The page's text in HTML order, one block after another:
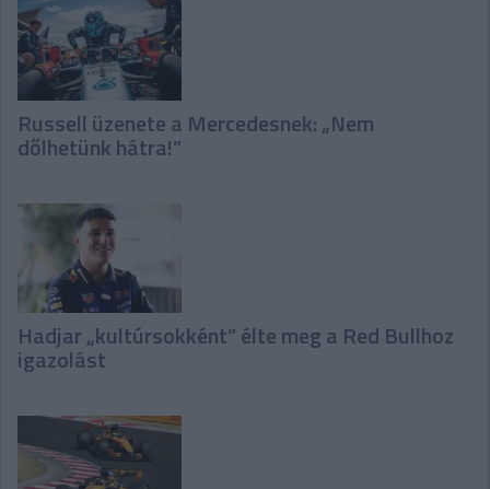
Russell üzenete a Mercedesnek: „Nem
dőlhetünk hátra!”
Hadjar „kultúrsokként” élte meg a Red Bullhoz
igazolást